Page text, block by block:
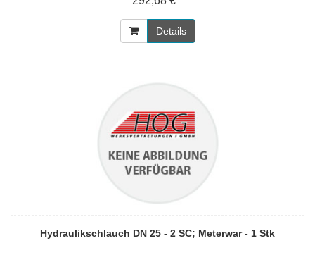
Details
Hydraulikschlauch DN 25 - 2 SC; Meterwar - 1 Stk